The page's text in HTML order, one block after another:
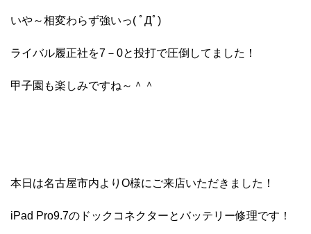
いや～相変わらず強いっ( ﾟДﾟ)
ライバル履正社を7－0と投打で圧倒してました！
甲子園も楽しみですね～＾＾
本日は名古屋市内よりO様にご来店いただきました！
iPad Pro9.7のドックコネクターとバッテリー修理です！